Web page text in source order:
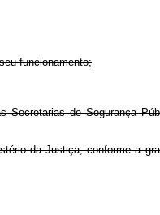
funcionamento;
Secretarias de Segurança
da Justiça, conforme a